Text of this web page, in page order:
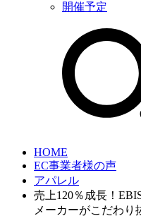
開催予定
HOME
EC事業者様の声
アパレル
売上120％成長！
メーカーがこだわり